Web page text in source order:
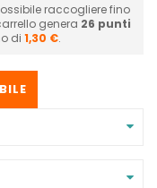
raccogliere fino
genera 26 punti
di 1,30 €.